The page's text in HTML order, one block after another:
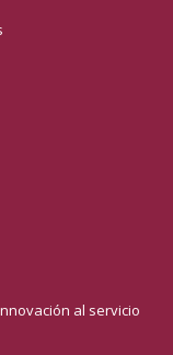
al servicio